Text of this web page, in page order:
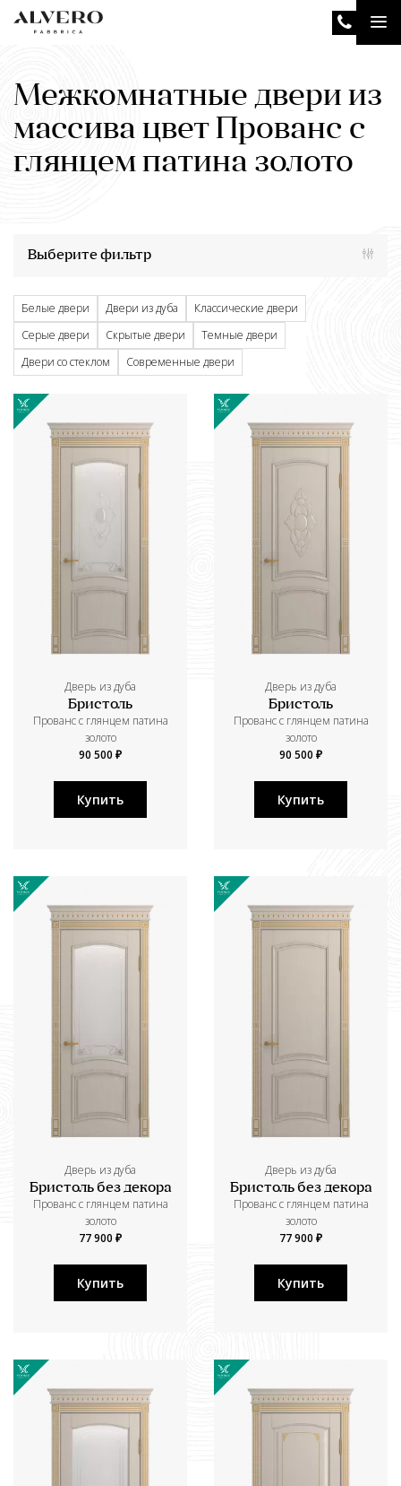
Перейти
Межкомнатные двери из
массива цвет Прованс с
глянцем патина золото
Выберите фильтр
Белые двери Двери из дуба
Классические двери
Серые двери
Скрытые двери
Темные двери
Двери со стеклом
Современные двери
Дверь из дуба
Бристоль
Прованс с глянцем патина
золото
90 500 ₽
Купить
Дверь из дуба
Бристоль
Прованс с глянцем патина
золото
90 500 ₽
Купить
Дверь из дуба
Бристоль без декора
Прованс с глянцем патина
золото
77 900 ₽
Купить
Дверь из дуба
Бристоль без декора
Прованс с глянцем патина
золото
77 900 ₽
Купить